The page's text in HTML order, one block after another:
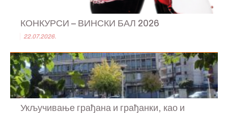
КОНКУРСИ – ВИНСКИ БАЛ 2026
22.07.2026.
Укључивање грађана и грађанки, као и